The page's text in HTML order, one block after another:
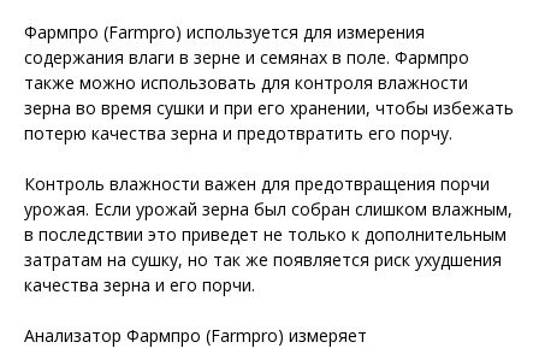
Фармпро (Farmpro) используется для измерения
содержания влаги в зерне и семянах в поле. Фармпро
также можно использовать для контроля влажности
зерна во время сушки и при его хранении, чтобы избежать
потерю качества зерна и предотвратить его порчу.
Контроль влажности важен для предотвращения порчи
урожая. Если урожай зерна был собран слишком влажным,
в последствии это приведет не только к дополнительным
затратам на сушку, но так же появляется риск ухудшения
качества зерна и его порчи.
Анализатор Фармпро (Farmpro) измеряет